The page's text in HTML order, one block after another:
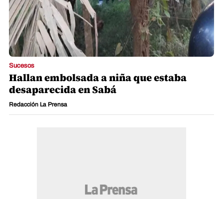
Sucesos
Hallan embolsada a niña que estaba
desaparecida en Sabá
Redacción La Prensa